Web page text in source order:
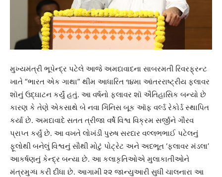
મુખ્યમંત્રી ભૂપેન્દ્ર પટેલે આજે અમદાવાદના સાબરમતી રિવરફ્રન્ટ
ખાતે “ભારત એક ગાથા” થીમ આધારિત ૧૪મા આંતરરાષ્ટ્રીય ફ્લાવર
શૉનું ઉદ્ઘાટન કર્યું હતું. આ વર્ષનો ફ્લાવર શૉ ઐતિહાસિક બન્યો છે
કારણ કે તેણે એકસાથે બે નવા ગિનિસ બૂક ઑફ વર્લ્ડ રેકોર્ડ સ્થાપિત
કર્યા છે. અમદાવાદે સતત ત્રીજા વર્ષે વિશ્વ વિક્રમ સર્જીને ગૌરવ
પ્રાપ્ત કર્યું છે. આ વખતે લોખંડી પુરુષ સરદાર વલ્લભભાઈ પટેલનું
ફૂલોથી બનેલું વિશ્વનું સૌથી મોટું પોટ્રેટ અને અદભૂત ‘ફ્લાવર મંડલા’
આકર્ષણનું કેન્દ્ર બન્યા છે. આ કલાકૃતિઓએ મુલાકાતીઓને
મંત્રમુગ્ધ કરી દીધા છે. આગામી ૨૨ જાન્યુઆરી સુધી ચાલનારા આ